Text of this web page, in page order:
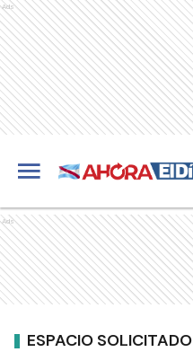
Ads
Ads
ESPACIO SOLICITADO